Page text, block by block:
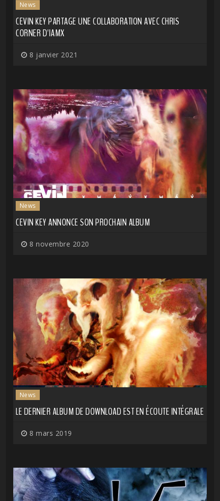
News
CEVIN KEY PARTAGE UNE COLLABORATION AVEC CHRIS
CORNER D'IAMX
8 janvier 2021
News
CEVIN KEY ANNONCE SON PROCHAIN ALBUM
8 novembre 2020
News
LE DERNIER ALBUM DE DOWNLOAD EST EN ÉCOUTE INTÉGRALE
8 mars 2019